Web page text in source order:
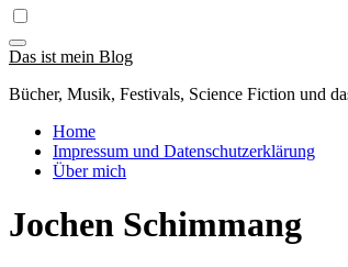
Das ist mein Blog
Bücher, Musik, Festivals, Science Fiction und
Home
Impressum und Datenschutzerklärung
Über mich
Jochen Schimmang